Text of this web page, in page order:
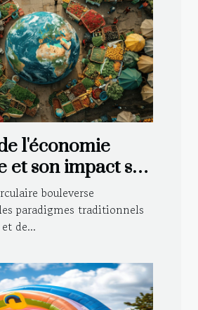
l'économie
et son impact sur
mondiaux
bouleverse
paradigmes traditionnels
de...